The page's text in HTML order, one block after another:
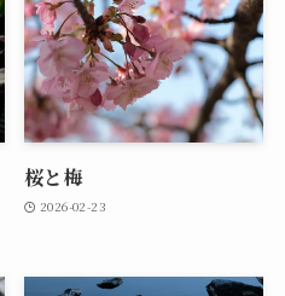
桜と梅
2026-02-23